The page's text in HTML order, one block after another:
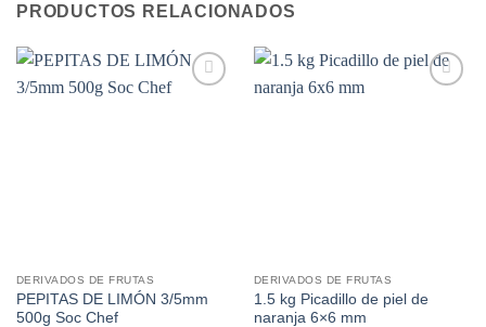
PRODUCTOS RELACIONADOS
DERIVADOS DE FRUTAS
PEPITAS DE LIMÓN 3/5mm
500g Soc Chef
DERIVADOS DE FRUTAS
1.5 kg Picadillo de piel de
naranja 6×6 mm